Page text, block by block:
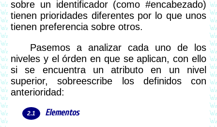
sobre un identificador (como #encabezado)
tienen prioridades diferentes por lo que unos
tienen preferencia sobre otros.
Pasemos a analizar cada uno de los
niveles y el órden en que se aplican, con ello
si se encuentra un atributo en un nivel
superior, sobreescribe los definidos con
anterioridad:
Elementos